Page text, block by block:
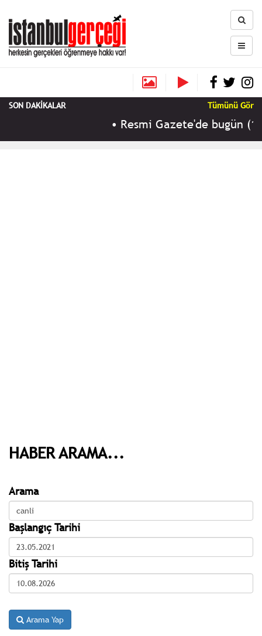
SON DAKİKALAR Tümünü Gör
Resmi Gazete'de bugün (10
HABER ARAMA...
Arama
Başlangıç Tarihi
Bitiş Tarihi
Arama Yap